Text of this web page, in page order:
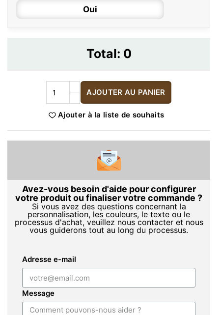
Oui
Total: 0
AJOUTER AU PANIER
Ajouter à la liste de souhaits
Avez-vous besoin d'aide pour configurer
votre produit ou finaliser votre commande ?
Si vous avez des questions concernant la
personnalisation, les couleurs, le texte ou le
processus d'achat, veuillez nous contacter et nous
vous guiderons tout au long du processus.
Adresse e-mail
Message